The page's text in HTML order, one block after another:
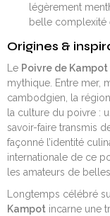
légèrement
belle complexité
Origines &
Le Poivre de Kampot
mythique. Entre mer,
cambodgien, la
la culture du poivre :
savoir-faire transmis
façonné l’identité
internationale de ce
les amateurs de
Longtemps célébré
Kampot incarne une